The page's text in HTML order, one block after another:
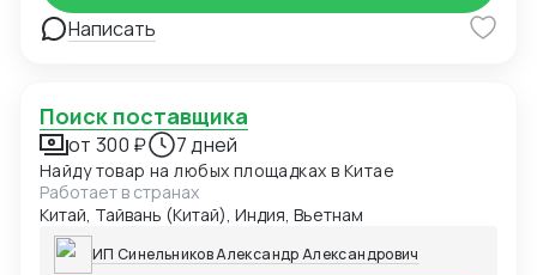
Написать
Поиск поставщика
от 300 ₽ 7 дней
Найду товар на любых площадках в Китае
Работает в странах
Китай, Тайвань (Китай), Индия, Вьетнам
ИП Синельников Александр Александрович